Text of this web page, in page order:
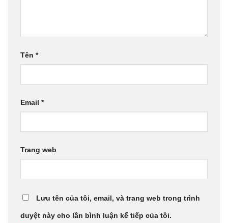
Tên *
Email *
Trang web
Lưu tên của tôi, email, và trang web trong trình
duyệt này cho lần bình luận kế tiếp của tôi.